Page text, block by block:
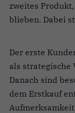
zweites
blieben. Dabei
Der erste
als strategische
Danach sind
dem Erstkauf